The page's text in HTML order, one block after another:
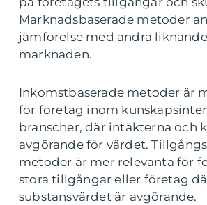
Marknadsbaserade metoder
jämförelse med andra
marknaden.
Inkomstbaserade metoder är
för företag inom
branscher, där intäkterna och
avgörande för värdet.
metoder är mer relevanta för
stora tillgångar eller företag
substansvärdet är avgörande.